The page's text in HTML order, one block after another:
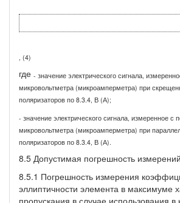
, (4)
где - значение электрического сигнала,
микровольтметра (микроамперметра) при
поляризаторов по 8.3.4, В (А);
- значение электрического сигнала, измеренное
микровольтметра (микроамперметра) при
поляризаторов по 8.3.4, В (А).
8.5 Допустимая погрешность измерений
8.5.1 Погрешность измерения
эллиптичности элемента в максимуме
пропускания в случае использования в